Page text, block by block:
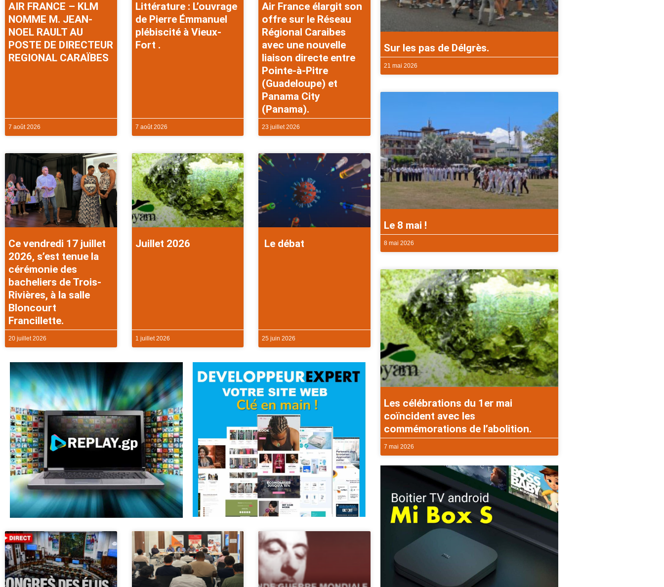
AIR FRANCE – KLM
NOMME M. JEAN-
NOEL RAULT AU
POSTE DE DIRECTEUR
REGIONAL CARAÏBES
7 août 2026
Littérature : L’ouvrage
de Pierre Émmanuel
plébiscité à Vieux-
Fort .
7 août 2026
Air France élargit son
offre sur le Réseau
Régional Caraibes
avec une nouvelle
liaison directe entre
Pointe-à-Pitre
(Guadeloupe) et
Panama City
(Panama).
23 juillet 2026
Ce vendredi 17 juillet
2026, s’est tenue la
cérémonie des
bacheliers de Trois-
Rivières, à la salle
Bloncourt
Francillette.
20 juillet 2026
Juillet 2026
1 juillet 2026
Le débat
25 juin 2026
Sur les pas de Délgrès.
21 mai 2026
Le 8 mai !
8 mai 2026
Les célébrations du 1er mai
coïncident avec les
commémorations de l’abolition.
7 mai 2026